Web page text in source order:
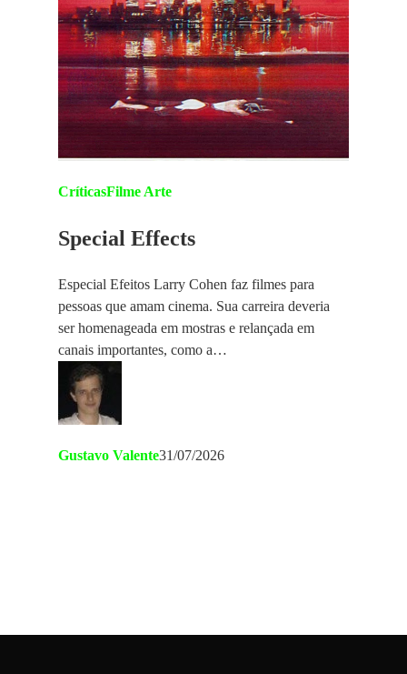
CríticasFilme Arte
Special Effects
Especial Efeitos Larry Cohen faz filmes para
pessoas que amam cinema. Sua carreira deveria
ser homenageada em mostras e relançada em
canais importantes, como a…
Gustavo Valente31/07/2026